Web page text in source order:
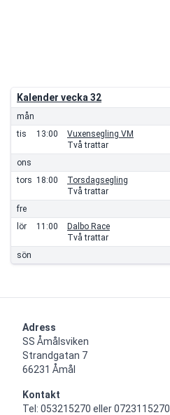
Kalender vecka 32
mån
tis
13:00
Vuxensegling VM
Två trattar
ons
tors 18:00
Torsdagsegling
Två trattar
fre
lör
11:00
Dalbo Race
Två trattar
sön
Adress
SS Åmålsviken
Strandgatan 7
66231 Åmål
Kontakt
Tel: 053215270 eller 0723115270